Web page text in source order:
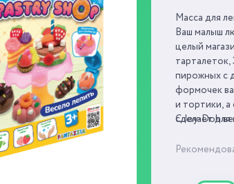
Масса для
Ваш малыш
целый
пирожных с
формочек
и тортики,
сделает
С Joy-Doh